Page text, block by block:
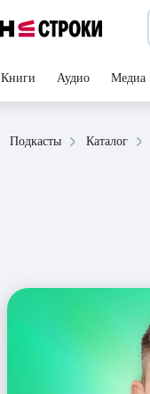
Книги Аудио Медиа
Подкасты Каталог